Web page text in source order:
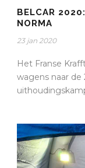
BELCAR
NORMA
23 jan 2020
Het Franse
wagens naar de